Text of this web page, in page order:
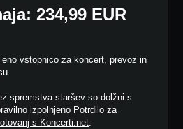
234,99 EUR
vstopnico za koncert, prevoz in
spremstva staršev so dolžni s
izpolnjeno Potrdilo za
s Koncerti.net.